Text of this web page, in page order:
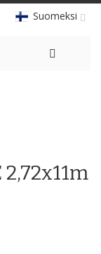
Suomeksi
2,72x11m